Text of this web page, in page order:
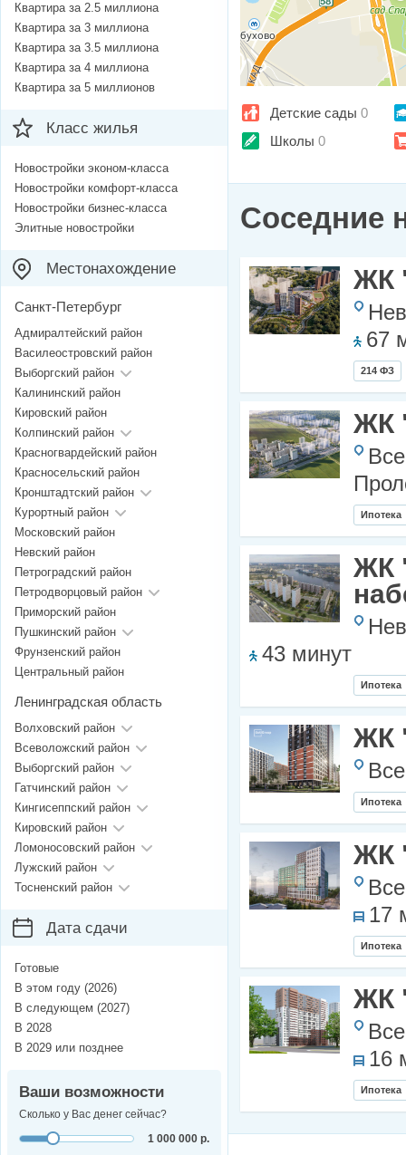
Детские сады 0
Школы 0
Соседние
ЖК
67
214 ФЗ
ЖК
Ипотека
ЖК
43 минут
Ипотека
ЖК
Ипотека
ЖК
17
Ипотека
ЖК
16
Ипотека
Квартира за 2.5 миллиона
Квартира за 3 миллиона
Квартира за 3.5 миллиона
Квартира за 4 миллиона
Квартира за 5 миллионов
Класс жилья
Новостройки эконом-класса
Новостройки комфорт-класса
Новостройки бизнес-класса
Элитные новостройки
Местонахождение
Санкт-Петербург
Адмиралтейский район
Василеостровский район
Выборгский район
Калининский район
Кировский район
Колпинский район
Красногвардейский район
Красносельский район
Кронштадтский район
Курортный район
Московский район
Невский район
Петроградский район
Петродворцовый район
Приморский район
Пушкинский район
Фрунзенский район
Центральный район
Ленинградская область
Волховский район
Всеволожский район
Выборгский район
Гатчинский район
Кингисеппский район
Кировский район
Ломоносовский район
Лужский район
Тосненский район
Дата сдачи
Готовые
В этом году (2026)
В следующем (2027)
В 2028
В 2029 или позднее
Ваши возможности
Сколько у Вас денег сейчас?
1 000 000 р.